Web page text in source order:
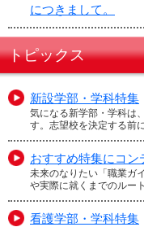
につきまして。
トピックス
新設学部・学科特集
気になる新学部・学科は
す。志望校を決定する前
おすすめ特集にコン
未来のなりたい「職業ガ
や実際に就くまでのルー
看護学部・学科特集